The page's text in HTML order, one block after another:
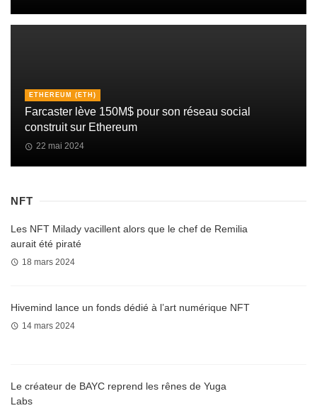
ETHEREUM (ETH)
Farcaster lève 150M$ pour son réseau social
construit sur Ethereum
22 mai 2024
NFT
Les NFT Milady vacillent alors que le chef de Remilia
aurait été piraté
18 mars 2024
Hivemind lance un fonds dédié à l’art numérique NFT
14 mars 2024
Le créateur de BAYC reprend les rênes de Yuga
Labs